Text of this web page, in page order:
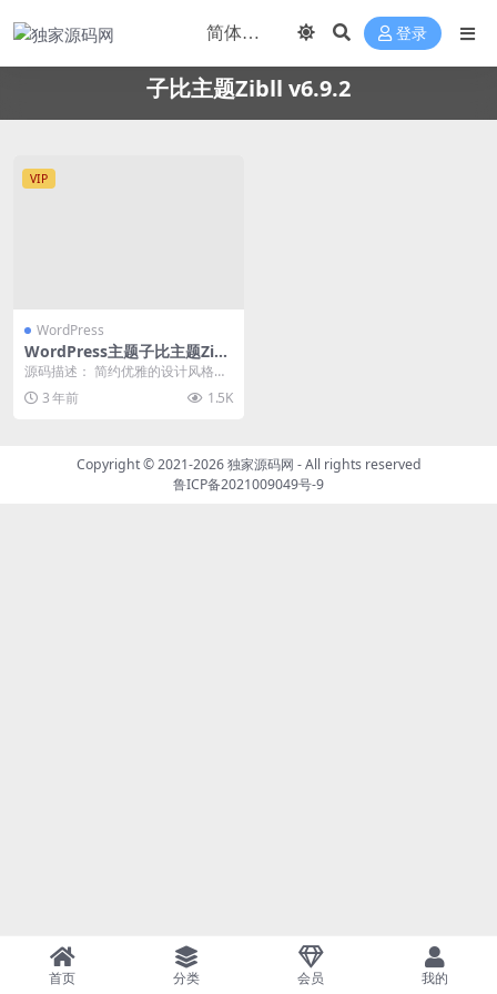
登录
子比主题Zibll v6.9.2
VIP
WordPress
WordPress主题子比主题Zibll
v6.9.2 免受权版
源码描述： 简约优雅的设计风格、
模块化组件、商城支付系统，全面
的前端功能、深度S...
3 年前 1.5K
Copyright © 2021-2026独家源码网 - All rights reserved
鲁ICP备2021009049号-9
首页 分类 会员 我的